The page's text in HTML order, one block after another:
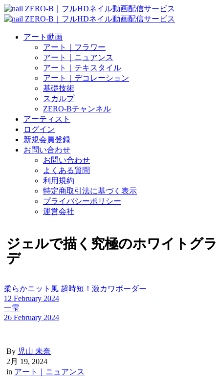
アート動画
アート｜フラワー
アート｜ニュアンス
アート｜テキスタイル
アート｜デコレーション
基礎技術
スカルプ
ZERO-Bチャンネル
アーティスト
ログイン
新規会員登録
お問い合わせ
お問い合わせ
よくある質問
利用規約
特定商取引法に基づく表示
プライバシーポリシー
運営会社
ジェルで描く究極のホワイトグラ
デ
柔らかニット風 超時短！激カワボーダー
12 February 2024
一雫
26 February 2024
By 児山 未奈
2月 19, 2024
in アート｜ニュアンス